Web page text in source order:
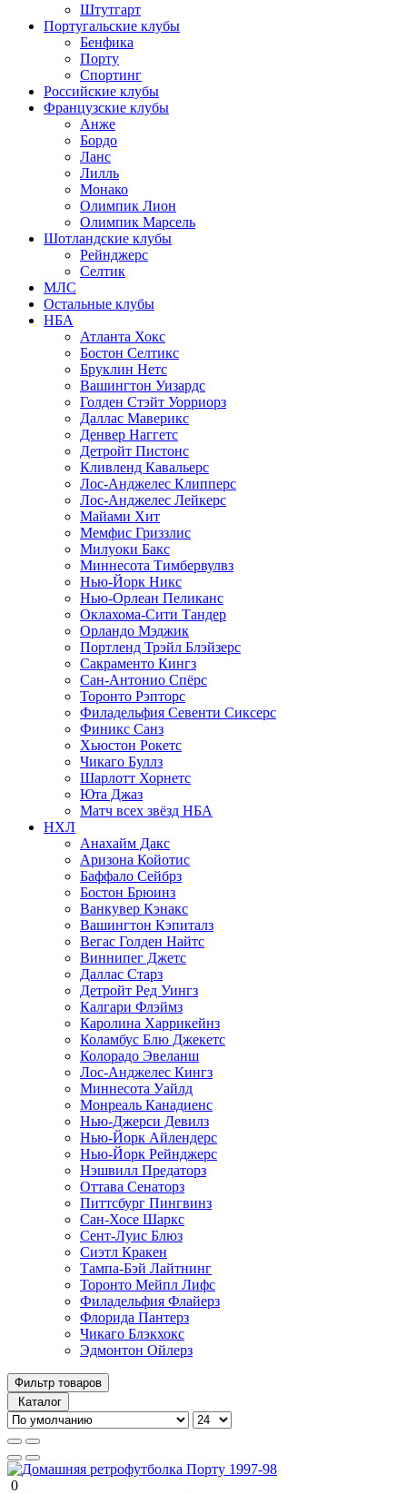
Штутгарт
Португальские клубы
Бенфика
Порту
Спортинг
Российские клубы
Французские клубы
Анже
Бордо
Ланс
Лилль
Монако
Олимпик Лион
Олимпик Марсель
Шотландские клубы
Рейнджерс
Селтик
МЛС
Остальные клубы
НБА
Атланта Хокс
Бостон Селтикс
Бруклин Нетс
Вашингтон Уизардс
Голден Стэйт Уорриорз
Даллас Маверикс
Денвер Наггетс
Детройт Пистонс
Кливленд Кавальерс
Лос-Анджелес Клипперс
Лос-Анджелес Лейкерс
Майами Хит
Мемфис Гриззлис
Милуоки Бакс
Миннесота Тимбервулвз
Нью-Йорк Никс
Нью-Орлеан Пеликанс
Оклахома-Сити Тандер
Орландо Мэджик
Портленд Трэйл Блэйзерс
Сакраменто Кингз
Сан-Антонио Спёрс
Торонто Рэпторс
Филадельфия Севенти Сиксерс
Финикс Санз
Хьюстон Рокетс
Чикаго Буллз
Шарлотт Хорнетс
Юта Джаз
Матч всех звёзд НБА
НХЛ
Анахайм Дакс
Аризона Койотис
Баффало Сейбрз
Бостон Брюинз
Ванкувер Кэнакс
Вашингтон Кэпиталз
Вегас Голден Найтс
Виннипег Джетс
Даллас Старз
Детройт Ред Уингз
Калгари Флэймз
Каролина Харрикейнз
Коламбус Блю Джекетс
Колорадо Эвеланш
Лос-Анджелес Кингз
Миннесота Уайлд
Монреаль Канадиенс
Нью-Джерси Девилз
Нью-Йорк Айлендерс
Нью-Йорк Рейнджерс
Нэшвилл Предаторз
Оттава Сенаторз
Питтсбург Пингвинз
Сан-Хосе Шаркс
Сент-Луис Блюз
Сиэтл Кракен
Тампа-Бэй Лайтнинг
Торонто Мейпл Лифс
Филадельфия Флайерз
Флорида Пантерз
Чикаго Блэкхокс
Эдмонтон Ойлерз
Фильтр товаров
Каталог
0